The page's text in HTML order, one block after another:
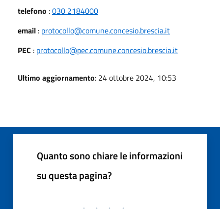
telefono :030 2184000
email : protocollo@comune.concesio.brescia.it
PEC : protocollo@pec.comune.concesio.brescia.it
Ultimo aggiornamento: 24 ottobre 2024, 10:53
Quanto sono chiare le informazioni
su questa pagina?